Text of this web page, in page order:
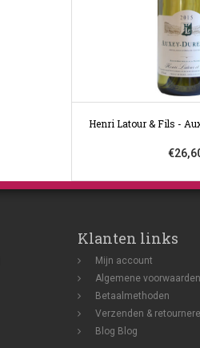
Henri Latour & Fils -
Klanten links
Mijn account
Algemene voorwaarden
Betaalmethoden
Verzenden &
Blog Blog